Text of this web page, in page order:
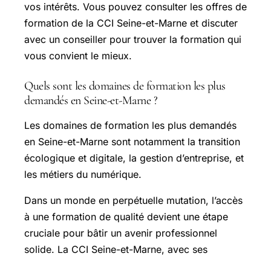
vos intérêts. Vous pouvez consulter les offres de
formation de la CCI Seine-et-Marne et discuter
avec un conseiller pour trouver la formation qui
vous convient le mieux.
Quels sont les domaines de formation les plus
demandés en Seine-et-Marne ?
Les domaines de formation les plus demandés
en Seine-et-Marne sont notamment la transition
écologique et digitale, la gestion d’entreprise, et
les métiers du numérique.
Dans un monde en perpétuelle mutation, l’accès
à une formation de qualité devient une étape
cruciale pour bâtir un avenir professionnel
solide. La CCI Seine-et-Marne, avec ses